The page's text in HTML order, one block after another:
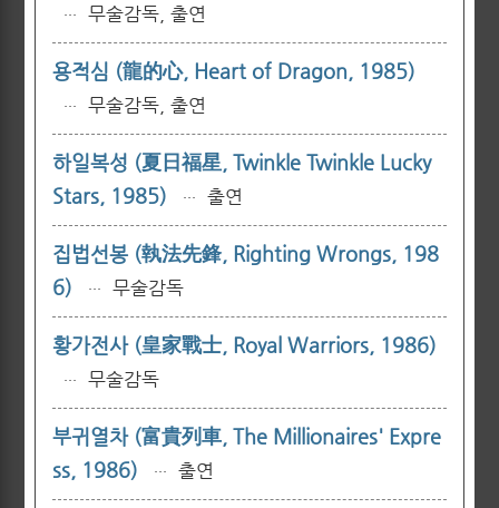
··· 무술감독, 출연
용적심 (龍的心, Heart of Dragon, 1985)
··· 무술감독, 출연
하일복성 (夏日福星, Twinkle Twinkle Lucky
Stars, 1985)
··· 출연
집법선봉 (執法先鋒, Righting Wrongs, 198
6)
··· 무술감독
황가전사 (皇家戰士, Royal Warriors, 1986)
··· 무술감독
부귀열차 (富貴列車, The Millionaires' Expre
ss, 1986)
··· 출연